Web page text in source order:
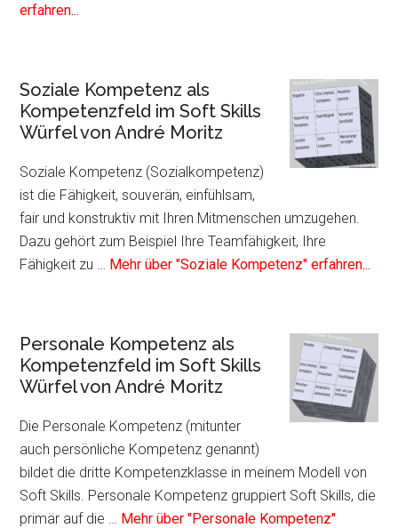
erfahren...
Kommunikative
Kompetenz
als
im
Soft
Skills
Würfel
von
Soziale Kompetenz als
Kompetenzfeld im Soft Skills
Würfel von André Moritz
Soziale Kompetenz (Sozialkompetenz)
ist die Fähigkeit, souverän, einfühlsam,
fair und konstruktiv mit Ihren Mitmenschen umzugehen.
Dazu gehört zum Beispiel Ihre Teamfähigkeit, Ihre
Fähigkeit zu … Mehr über "Soziale Kompetenz" erfahren...
als
im
Personale Kompetenz als
Kompetenzfeld im Soft Skills
Würfel von André Moritz
Die Personale Kompetenz (mitunter
auch persönliche Kompetenz genannt)
bildet die dritte Kompetenzklasse in meinem Modell von
Soft Skills. Personale Kompetenz gruppiert Soft Skills, die
primär auf die … Mehr über "Personale Kompetenz"